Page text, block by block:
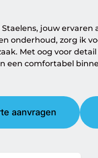
Staelens, jouw
onderhoud, zorg ik
Met oog voor
een comfortabel
aanvragen